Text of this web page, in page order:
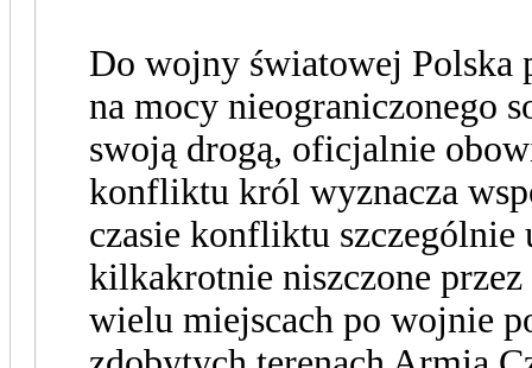
Do wojny światowej Polska
na mocy nieograniczonego
swoją drogą, oficjalnie
konfliktu król wyznacza
czasie konfliktu szczególnie
kilkakrotnie niszczone
wielu miejscach po wojnie